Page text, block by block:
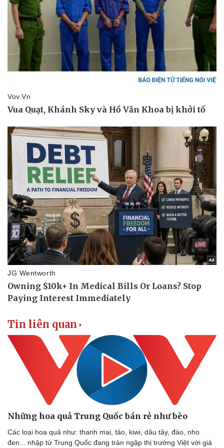
Tin liên quan
Những hoa quả Trung Quốc bán rẻ như bèo
Các loại hoa quả như: thanh mai, táo, kiwi, dâu tây, đào, nho
đen... nhập từ Trung Quốc đang tràn ngập thị trường Việt với giá